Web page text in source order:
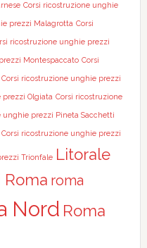
Corsi ricostruzione unghie
prezzi Malagrotta Corsi
ricostruzione unghie prezzi
Montespaccato Corsi
Corsi ricostruzione unghie prezzi
Olgiata Corsi ricostruzione
unghie prezzi Pineta Sacchetti
Corsi ricostruzione unghie prezzi
Trionfale Litorale
Roma roma
Nord Roma